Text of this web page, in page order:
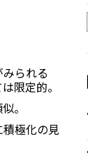
られる
限定的。
。
極化の見